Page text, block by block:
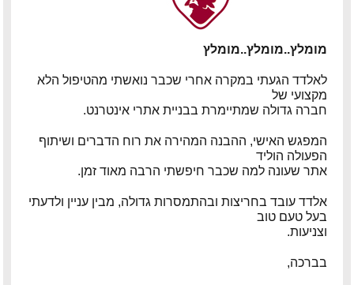
יענקל'ה רוטבליט – איש כותב
פיטר רוט – מוזיקאי ויוצר
הצג עוד המלצות >>
מומלץ..מומלץ..מומלץ
לאלדד הגעתי במקרה אחרי שכבר נואשתי מהטיפול הלא
מקצועי של
חברה גדולה שמתיימרת בבניית אתרי אינטרנט.
המפגש האישי, ההבנה המהירה את רוח הדברים ושיתוף
הפעולה הוליד
אתר שעונה למה שכבר חיפשתי הרבה מאוד זמן.
אלדד עובד בחריצות ובהתמסרות גדולה, מבין עניין ולדעתי
בעל טעם טוב
וצניעות.
בברכה,